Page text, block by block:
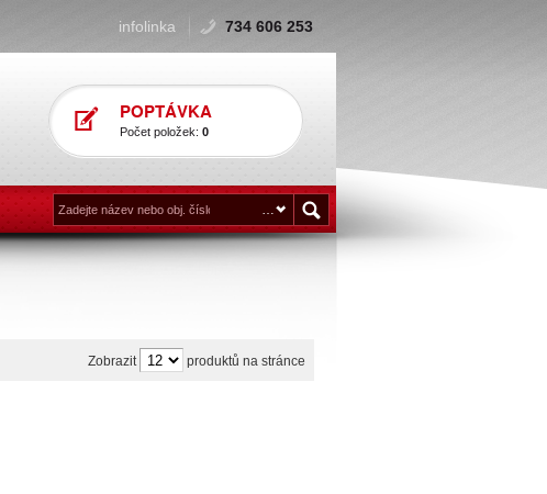
infolinka 734 606 253
POPTÁVKA
Počet položek: 0
Zobrazit produktů na stránce